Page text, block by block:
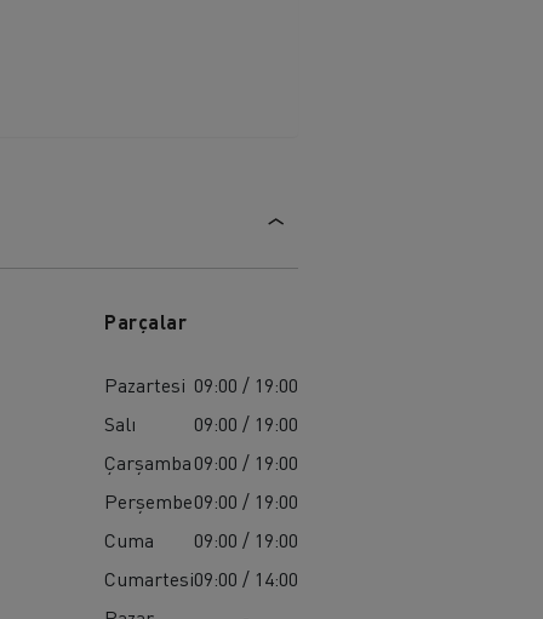
Parçalar
Pazartesi 09:00 / 19:00
Salı
09:00 / 19:00
Çarşamba09:00 / 19:00
Perşembe09:00 / 19:00
Cuma
09:00 / 19:00
Cumartesi09:00 / 14:00